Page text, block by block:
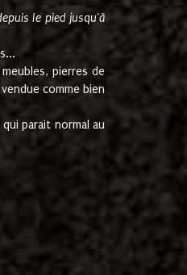
le pied jusqu'à
pierres de
comme bien
parait normal au